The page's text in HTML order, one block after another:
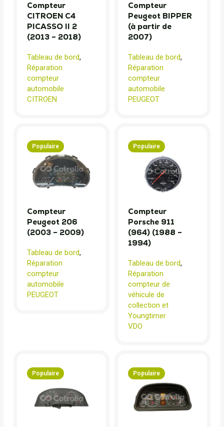
Compteur
CITROEN C4
PICASSO II 2
(2013 – 2018)
Tableau de bord,
Réparation
compteur
automobile
CITROEN
Compteur
Peugeot BIPPER
(à partir de
2007)
Tableau de bord,
Réparation
compteur
automobile
PEUGEOT
Populaire
Compteur
Peugeot 206
(2003 – 2009)
Tableau de bord,
Réparation
compteur
automobile
PEUGEOT
Populaire
Compteur
Porsche 911
(964) (1988 –
1994)
Tableau de bord,
Réparation
compteur de
véhicule de
collection et
Youngtimer
VDO
Populaire Populaire